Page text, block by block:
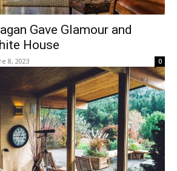
Gave Glamour and
House
8, 2023 0